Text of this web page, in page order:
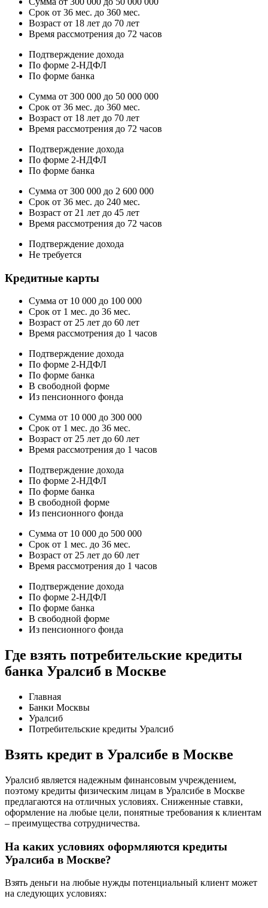
Срок от 36 мес. до 360 мес.
Возраст от 18 лет до 70 лет
Время рассмотрения до 72 часов
Подтверждение дохода
По форме 2-НДФЛ
По форме банка
Сумма от 300 000 до 50 000 000
Срок от 36 мес. до 360 мес.
Возраст от 18 лет до 70 лет
Время рассмотрения до 72 часов
Подтверждение дохода
По форме 2-НДФЛ
По форме банка
Сумма от 300 000 до 2 600 000
Срок от 36 мес. до 240 мес.
Возраст от 21 лет до 45 лет
Время рассмотрения до 72 часов
Подтверждение дохода
Не требуется
Кредитные карты
Сумма от 10 000 до 100 000
Срок от 1 мес. до 36 мес.
Возраст от 25 лет до 60 лет
Время рассмотрения до 1 часов
Подтверждение дохода
По форме 2-НДФЛ
По форме банка
В свободной форме
Из пенсионного фонда
Сумма от 10 000 до 300 000
Срок от 1 мес. до 36 мес.
Возраст от 25 лет до 60 лет
Время рассмотрения до 1 часов
Подтверждение дохода
По форме 2-НДФЛ
По форме банка
В свободной форме
Из пенсионного фонда
Сумма от 10 000 до 500 000
Срок от 1 мес. до 36 мес.
Возраст от 25 лет до 60 лет
Время рассмотрения до 1 часов
Подтверждение дохода
По форме 2-НДФЛ
По форме банка
В свободной форме
Из пенсионного фонда
Где взять потребительские кредиты
банка Уралсиб в Москве
Главная
Банки Москвы
Уралсиб
Потребительские кредиты Уралсиб
Взять кредит в Уралсибе в Москве
Уралсиб является надежным финансовым учреждением,
поэтому кредиты физическим лицам в Уралсибе в Москве
предлагаются на отличных условиях. Сниженные ставки,
оформление на любые цели, понятные требования к клиентам
– преимущества сотрудничества.
На каких условиях оформляются кредиты
Уралсиба в Москве?
Взять деньги на любые нужды потенциальный клиент может
на следующих условиях: